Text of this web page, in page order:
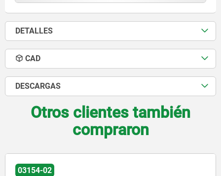
DETALLES
CAD
DESCARGAS
Otros clientes también
compraron
03150-11